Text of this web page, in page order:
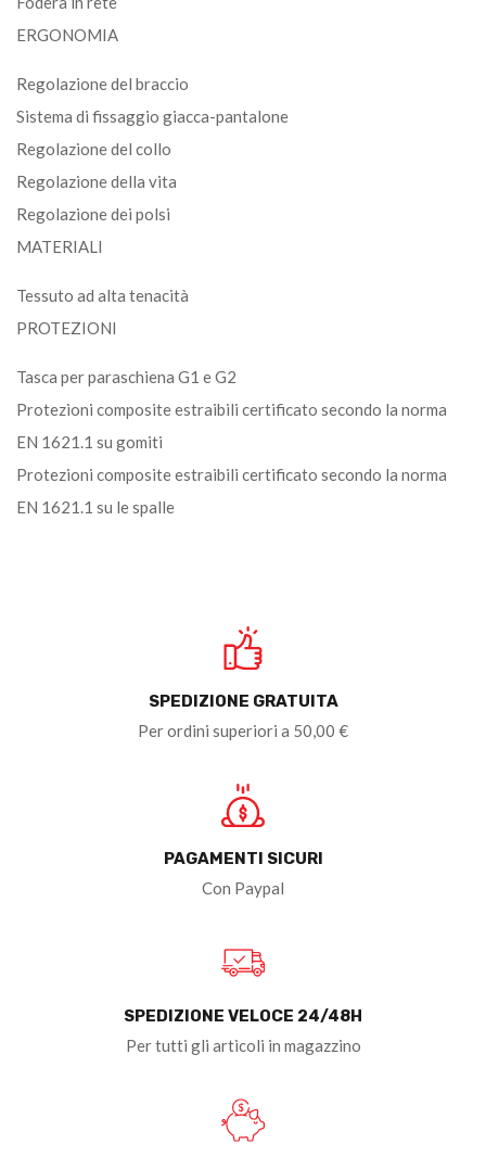
ERGONOMIA
Regolazione del braccio
Sistema di fissaggio giacca-pantalone
Regolazione del collo
Regolazione della vita
Regolazione dei polsi
MATERIALI
Tessuto ad alta tenacità
PROTEZIONI
Tasca per paraschiena G1 e G2
Protezioni composite estraibili certificato secondo la norma
EN 1621.1 su gomiti
Protezioni composite estraibili certificato secondo la norma
EN 1621.1 su le spalle
SPEDIZIONE GRATUITA
Per ordini superiori a 50,00 €
PAGAMENTI SICURI
Con Paypal
SPEDIZIONE VELOCE 24/48H
Per tutti gli articoli in magazzino